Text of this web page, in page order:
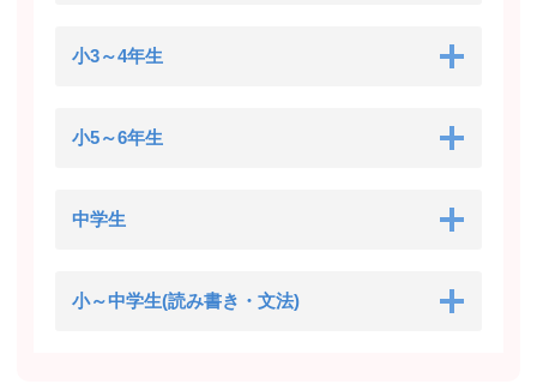
小3～4年生
小5～6年生
中学生
小～中学生(読み書き・文法)